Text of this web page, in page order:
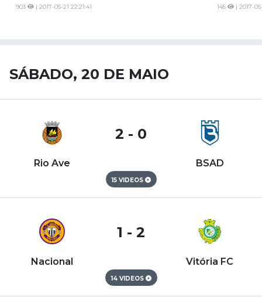
903 | 2017-05-21 22:21:41 145 | 2017-
SÁBADO, 20 DE MAIO
Rio Ave
2 - 0
BSAD
15 VIDEOS
Nacional
1 - 2
Vitória FC
14 VIDEOS